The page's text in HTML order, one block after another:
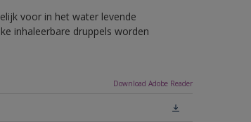
voor in het water levende
inhaleerbare druppels worden
Download Adobe Reader